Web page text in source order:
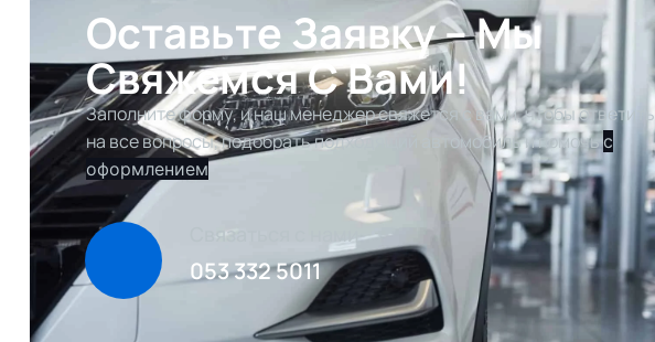
Оставьте Заявку – Мы
Свяжемся С Вами!
Заполните форму, и наш менеджер свяжется с вами, чтобы ответить
на все вопросы, подобрать подходящий автомобиль и помочьс
оформлением
Связаться с нами
053 332 5011